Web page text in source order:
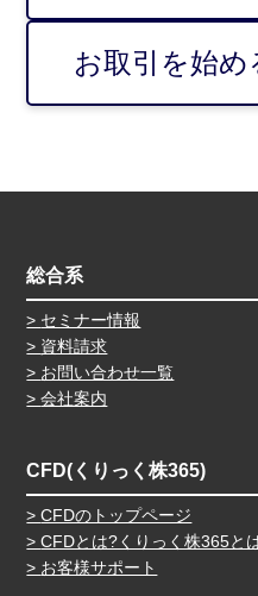
お取引を始
総合系
セミナー情報
資料請求
お問い合わせ一覧
会社案内
CFD(くりっく株365)
CFDのトップページ
CFDとは?くりっく株365と
お客様サポート